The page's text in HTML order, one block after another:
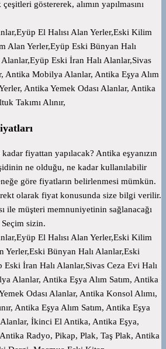
göstererek, alımın yapılmasını
El Halısı Alan Yerler,Eski Kilim
Alan Yerler,Eyüp Eski Bünyan Halı
Eski İran Halı Alanlar,Sivas
Antika Mobilya Alanlar, Antika Eşya Alım
Antika Yemek Odası Alanlar, Antika
Takımı Alınır,
kadar fiyattan yapılacak? Antika eşyanızın
ne olduğu, ne kadar kullanılabilir
göre fiyatların belirlenmesi mümkün.
olarak fiyat konusunda size bilgi verilir.
ile müşteri memnuniyetinin sağlanacağı
Seçim sizin.
El Halısı Alan Yerler,Eski Kilim
Bünyan Halı Alanlar,Eski
Eski İran Halı Alanlar,Sivas Ceza Evi Halı
Alanlar, Antika Eşya Alım Satım, Antika
Odası Alanlar, Antika Konsol Alımı,
Antika Eşya Alım Satım, Antika Eşya
Alanlar, İkinci El Antika, Antika Eşya,
Radyo, Pikap, Plak, Taş Plak, Antika